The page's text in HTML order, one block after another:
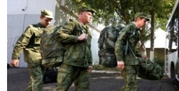
РАСПИСАНИЕ ВЕЩАНИЯ
ПОДПИШИТЕСЬ НА РАССЫЛКУ
СОЦИАЛЬНЫЕ СЕТИ